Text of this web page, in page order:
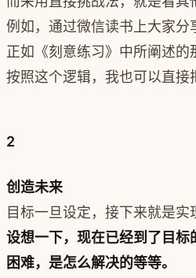
例如，通过微信读书上大家分
正如《刻意练习》中所阐述
按照这个逻辑，我也可以直接
2
创造未来
目标一旦设定，接下来就是实
设想一下，现在已经到了目
困难，是怎么解决的等等。